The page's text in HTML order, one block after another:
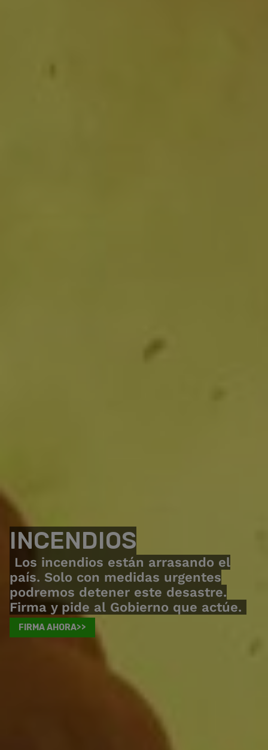
INCENDIOS
Los incendios están arrasando el
país. Solo con medidas urgentes
podremos detener este desastre.
Firma y pide al Gobierno que actúe.
FIRMA AHORA>>